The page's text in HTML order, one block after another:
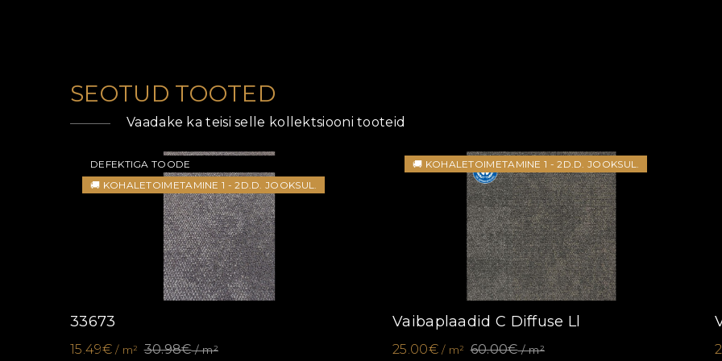
SEOTUD TOOTED
Vaadake ka teisi selle kollektsiooni tooteid
DEFEKTIGA TOODE
🚚 KOHALETOIMETAMINE 1 - 2D.D. JOOKSUL.
33673
15.49€/ m² 30.98€/ m²
🚚 KOHALETOIMETAMINE 1 - 2D.D. JOOKSUL.
Vaibaplaadid C Diffuse Ll
25.00€/ m² 60.00€/ m²